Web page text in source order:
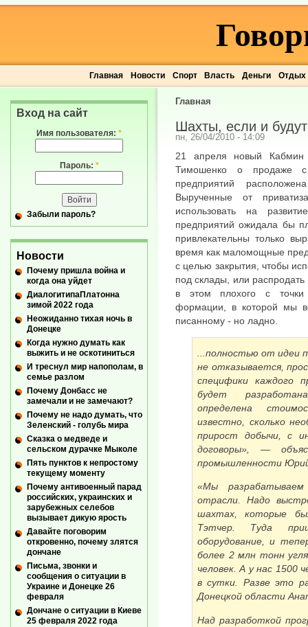
Главная Новости Спорт Власть Деньги Отдых
Главная
Шахты, если и
пн, 26/04/2010 - 14:09
21 апреля новый Кабмин
Тимошенко о продаже
предприятий
Вырученные от
использовать на
предприятий ожидала бы
привлекательны только
время как маломощные
с целью закрытия, чтобы
под склады, или распродать
в этом плохого с точки
формации, в которой мы
писанному - но ладно.
...полностью от идеи
не отказывается,
специфики каждого
будет
определена
известно, сколько
прирост добычи, с
договоры», —
промышленности
«Мы
отрасли. Надо
шахтах, которые
Тэтчер. Туда
оборудование, и
более 2 млн тонн
человек. А у нас 1500
в сутки. Разве это
Донецкой области
Над разработкой
Вход на сайт
Имя пользователя: *
Пароль: *
Забыли пароль?
Новости
Почему пришла война и
когда она уйдет
ДиалогитипаПлатонна
зимой 2022 года
Неожиданно тихая ночь в
Донецке
Когда нужно думать как
выжить и не оскотиниться
И треснул мир напополам, в
семье разлом
Почему Донбасс не
замечали и не замечают?
Почему не надо думать, что
Зеленский - голубь мира
Сказка о медведе и
сельском дурачке Мыколе
Пять пунктов к непростому
текущему моменту
Почему антивоенный парад
российских, украинских и
зарубежных селебов
вызывает дикую ярость
Давайте поговорим
откровенно, почему злятся
дончане
Письма, звонки и
сообщения о ситуации в
Украине и Донецке 26
февраля
Дончане о ситуации в Киеве
25 февраля 2022 года